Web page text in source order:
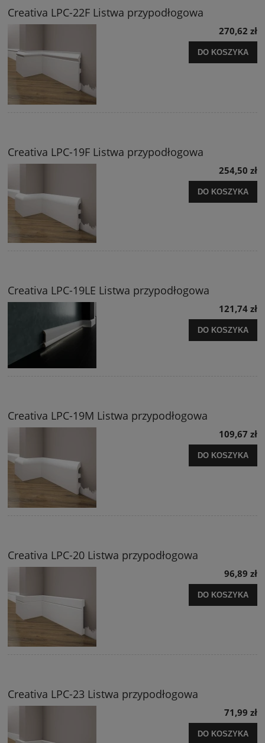
Creativa LPC-22F Listwa przypodłogowa
270,62 zł
DO KOSZYKA
Creativa LPC-19F Listwa przypodłogowa
254,50 zł
DO KOSZYKA
Creativa LPC-19LE Listwa przypodłogowa
121,74 zł
DO KOSZYKA
Creativa LPC-19M Listwa przypodłogowa
109,67 zł
DO KOSZYKA
Creativa LPC-20 Listwa przypodłogowa
96,89 zł
DO KOSZYKA
Creativa LPC-23 Listwa przypodłogowa
71,99 zł
DO KOSZYKA